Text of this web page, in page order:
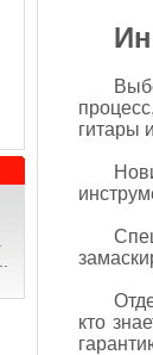
гитары
кто